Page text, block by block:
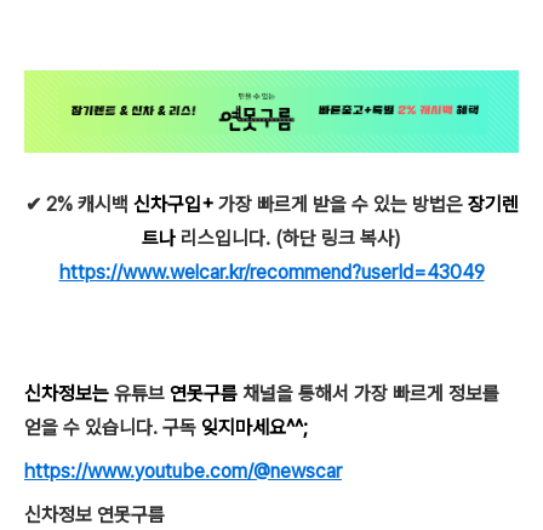
✔ 2% 캐시백 신차구입+가장 빠르게 받을 수 있는 방법은 장기렌
트나 리스입니다. (하단 링크 복사)
https://www.welcar.kr/recommend?userId=43049
신차정보는 유튜브 연못구름 채널을 통해서 가장 빠르게 정보를
얻을 수 있습니다. 구독 잊지마세요^^;
https://www.youtube.com/@newscar
신차정보 연못구름